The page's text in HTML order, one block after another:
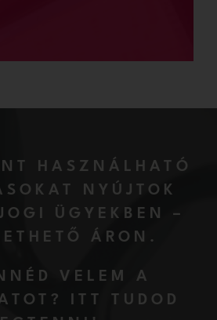
HASZNÁLHATÓ
NYÚJTOK
ÜGYEKBEN –
ÁRON.
VELEM A
ITT TUDOD